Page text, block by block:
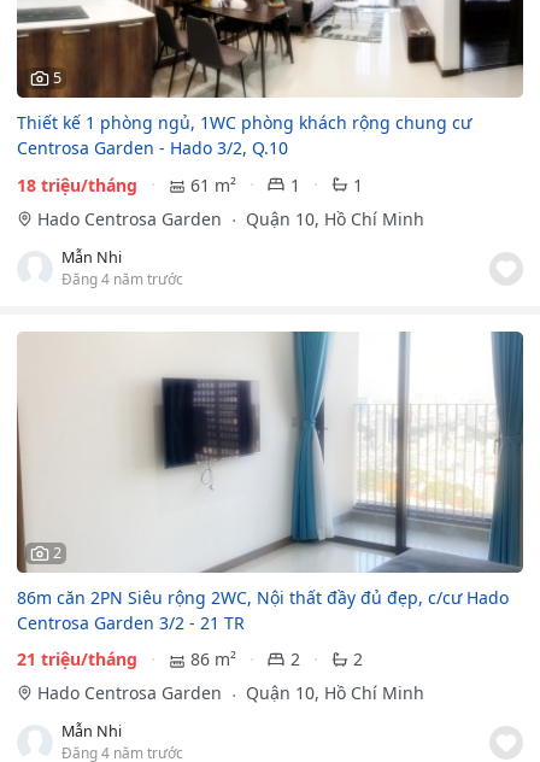
5
Thiết kế 1 phòng ngủ, 1WC phòng khách rộng chung cư
Centrosa Garden - Hado 3/2, Q.10
18 triệu/tháng
61 m² 1
1
Hado Centrosa Garden
Quận 10, Hồ Chí Minh
Mẫn Nhi
Đăng 4 năm trước
2
86m căn 2PN Siêu rộng 2WC, Nội thất đầy đủ đẹp, c/cư Hado
Centrosa Garden 3/2 - 21 TR
21 triệu/tháng
86 m² 2
2
Hado Centrosa Garden
Quận 10, Hồ Chí Minh
Mẫn Nhi
Đăng 4 năm trước